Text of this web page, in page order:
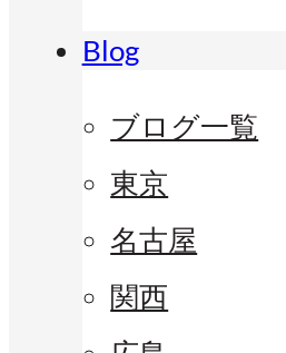
Blog
ブログ一覧
東京
名古屋
関西